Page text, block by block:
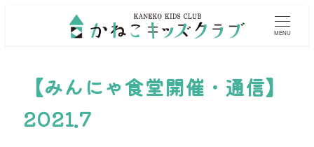
MENU
【みんにゃ食堂開催・通信】
2021.7